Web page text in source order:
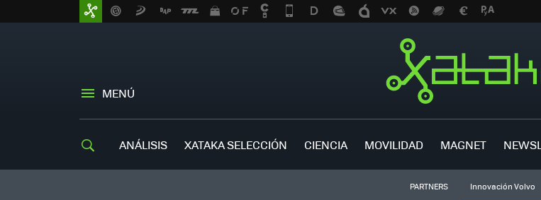
MENÚ
ANÁLISIS XATAKA SELECCIÓN CIENCIA MOVILIDAD MAGNET
PARTNERS Innovación Volvo